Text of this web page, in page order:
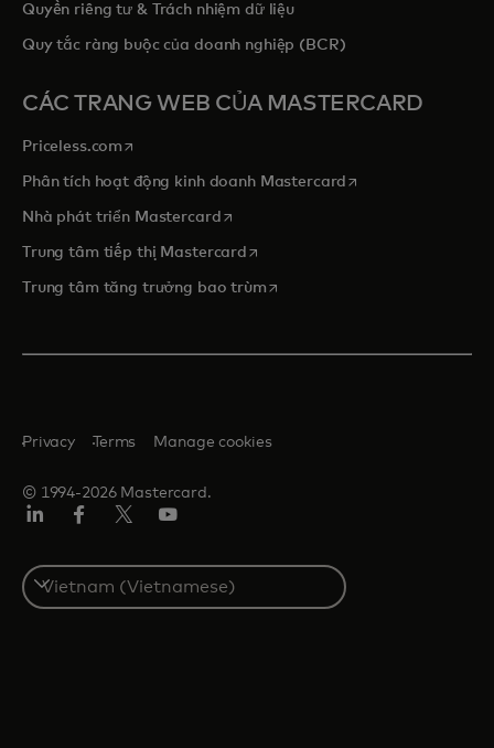
Quyền riêng tư & Trách nhiệm dữ liệu
Quy tắc ràng buộc của doanh nghiệp (BCR)
CÁC TRANG WEB CỦA MASTERCARD
Priceless.com opens in a new tab
Phân tích hoạt động kinh doanh Mastercard opens in a new tab
Nhà phát triển Mastercardopens in a new tab
Trung tâm tiếp thị Mastercardopens in a new tab
Trung tâm tăng trưởng bao trùmopens in a new tab
© 1994-2026 Mastercard.
Privacy Terms Manage cookies
Select
a
country